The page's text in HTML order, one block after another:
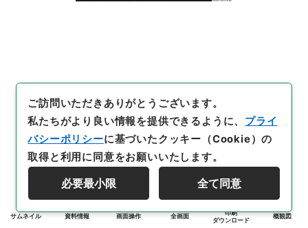
サムネイル 資料情報 画面操作 全画面
印刷
ダウンロード
概観図
ご訪問いただきありがとうございます。
私たちがより良い情報を提供できるように、 プライ
バシーポリシーに基づいたクッキー（Cookie）の
取得と利用に同意をお願いいたします。
必要最小限 全て同意